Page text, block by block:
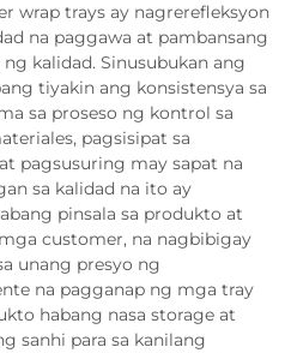
wrap trays ay nagrerefleksyon
na paggawa at pambansang
kalidad. Sinusubukan ang
tiyakin ang konsistensya sa
sa proseso ng kontrol sa
pagsisipat sa
pagsusuring may sapat na
sa kalidad na ito ay
pinsala sa produkto at
customer, na nagbibigay
unang presyo ng
na pagganap ng mga tray
habang nasa storage at
sanhi para sa kanilang